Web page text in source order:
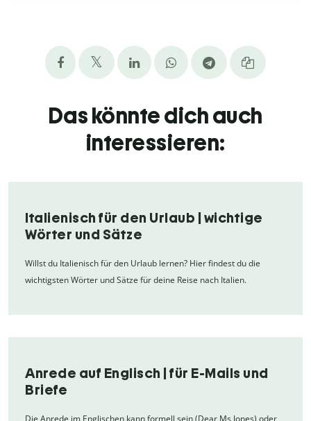
Das könnte dich auch
interessieren:
Italienisch für den Urlaub | wichtige
Wörter und Sätze
Willst du Italienisch für den Urlaub lernen? Hier findest du die
wichtigsten Wörter und Sätze für deine Reise nach Italien.
Anrede auf Englisch | für E-Mails und
Briefe
Die Anrede im Englischen kann formell sein (Dear Ms Jones) oder